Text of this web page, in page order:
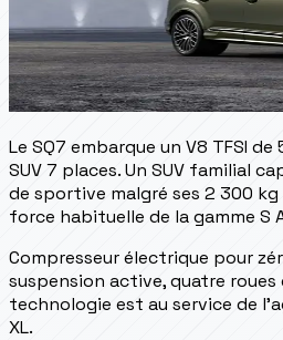
Le SQ7 embarque un V8 TFSI
SUV 7 places. Un SUV familial
de sportive malgré ses 2 300
force habituelle de la gamme S
Compresseur électrique pour
suspension active, quatre
technologie est au service de
XL.